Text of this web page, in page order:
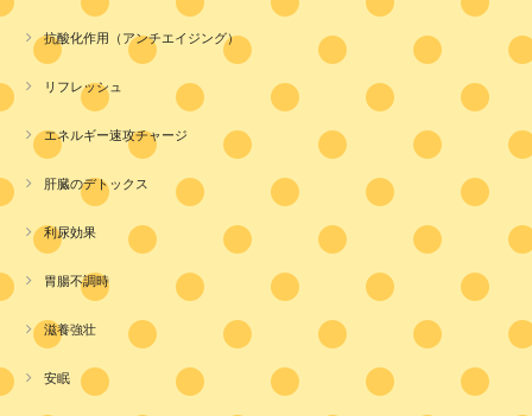
抗酸化作用（アンチエイジング）
リフレッシュ
エネルギー速攻チャージ
肝臓のデトックス
利尿効果
胃腸不調時
滋養強壮
安眠